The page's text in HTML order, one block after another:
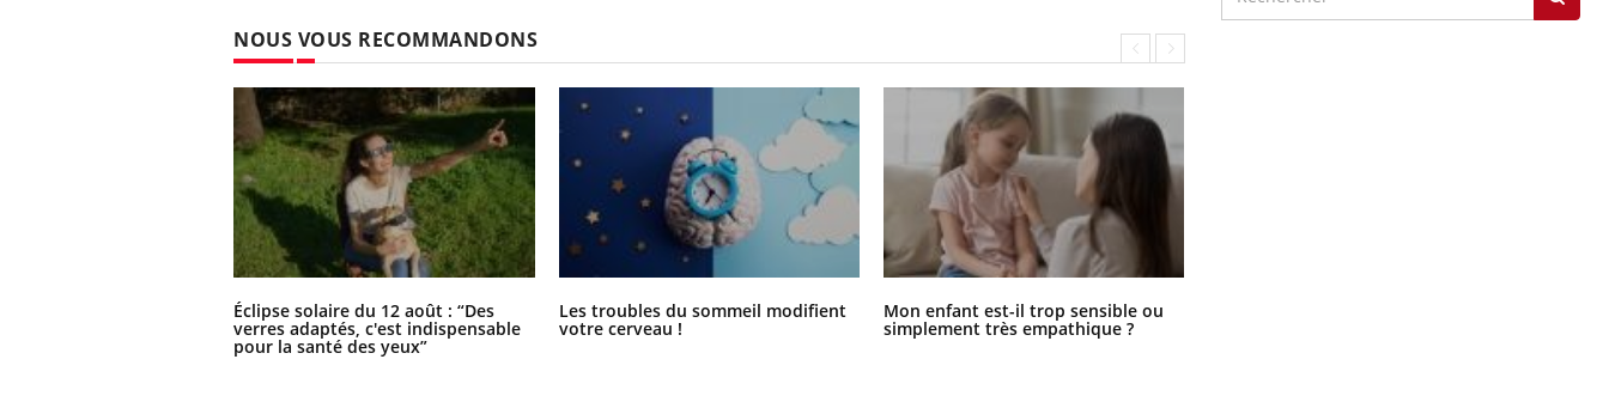
NOUS VOUS RECOMMANDONS
Éclipse solaire du 12 août : “Des
verres adaptés, c'est indispensable
pour la santé des yeux”
Les troubles du sommeil modifient
votre cerveau !
Mon enfant est-il trop sensible ou
simplement très empathique ?